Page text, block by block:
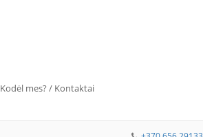
Kodėl mes? / Kontaktai